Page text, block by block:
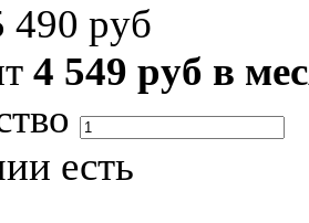
490 руб
4 549 руб в
есть